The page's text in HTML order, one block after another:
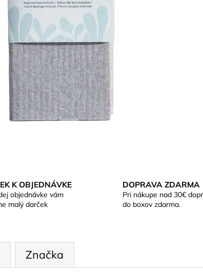
K OBJEDNÁVKE
objednávke vám
malý darček
DOPRAVA ZDARMA
Pri nákupe nad 30€
do boxov zdarma.
Značka